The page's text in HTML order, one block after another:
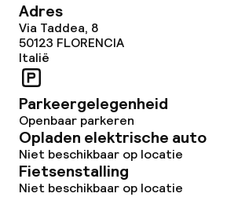
Adres
Via Taddea, 8
50123 FLORENCIA
Italië
Parkeergelegenheid
Openbaar parkeren
Opladen elektrische auto
Niet beschikbaar op locatie
Fietsenstalling
Niet beschikbaar op locatie